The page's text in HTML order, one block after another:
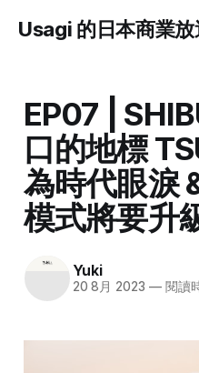
Usagi 的日本商業放
EP07 |
口的地標
為時代眼淚
模式將要升
Yuki
20 8月 2023 —閱讀